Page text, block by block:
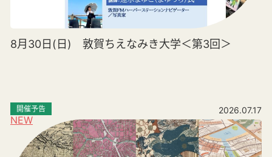
8月30日(日) 敦賀ちえなみき大学＜第3回＞
NEW
開催予告 2026.07.17